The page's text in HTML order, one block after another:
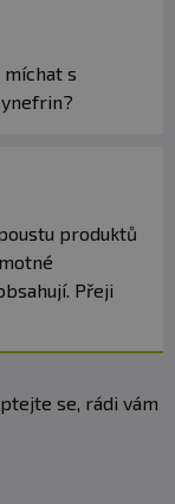
s
produktů
Přeji
se, rádi vám